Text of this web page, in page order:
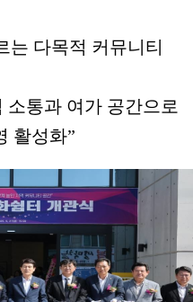
는 다목적 커뮤니티
소통과 여가 공간으로
활성화”